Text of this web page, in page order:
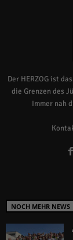
Der HERZOG ist
die Grenzen des
Immer nah
NOCH MEHR NEWS